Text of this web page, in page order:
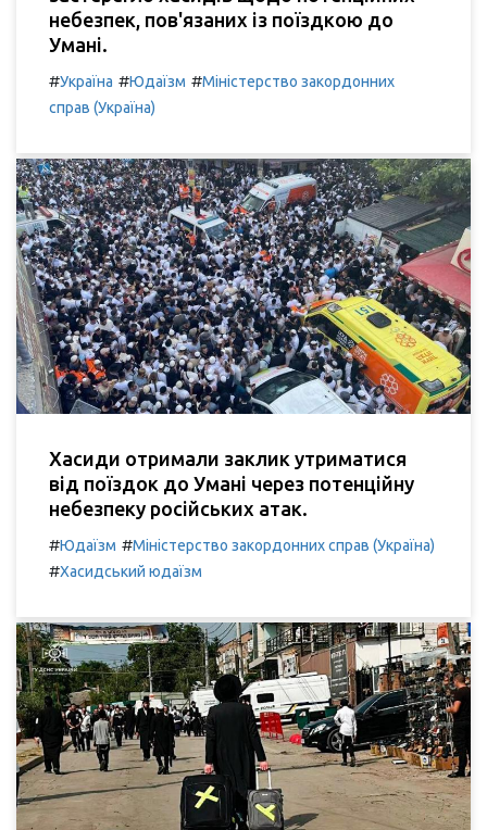
небезпек, пов'язаних із поїздкою до
Умані.
#Україна #Юдаїзм #Міністерство закордонних
справ (Україна)
Хасиди отримали заклик утриматися
від поїздок до Умані через потенційну
небезпеку російських атак.
#Юдаїзм #Міністерство закордонних справ (Україна)
#Хасидський юдаїзм